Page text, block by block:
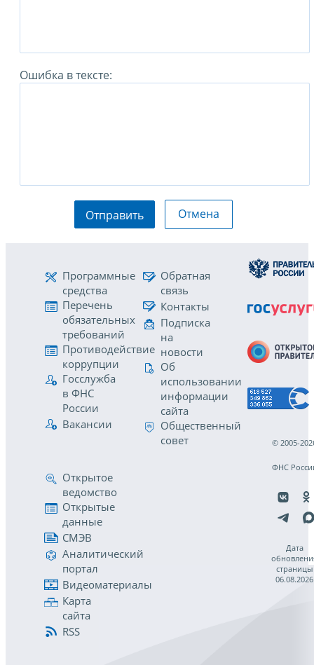
Ошибка в тексте:
Отправить Отмена
Программные
средства
Перечень
обязательных
требований
Противодействие
коррупции
Госслужба
в ФНС
России
Вакансии
Обратная
связь
Контакты
Подписка
на
новости
Об
использовании
информации
сайта
Общественный
совет
Открытое
ведомство
Открытые
данные
СМЭВ
Аналитический
портал
Видеоматериалы
Карта
сайта
RSS
© 2005-
ФНС
Дата
страницы
06.08.2026